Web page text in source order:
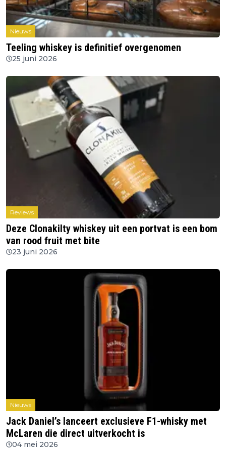
Nieuws
Teeling whiskey is definitief overgenomen
25 juni 2026
Reviews
Deze Clonakilty whiskey uit een portvat is een bom
van rood fruit met bite
23 juni 2026
Nieuws
Jack Daniel’s lanceert exclusieve F1-whisky met
McLaren die direct uitverkocht is
04 mei 2026